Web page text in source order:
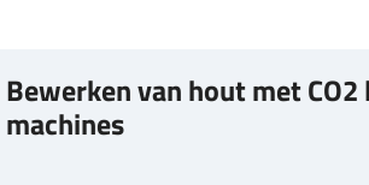
Bewerken van hout met CO2
machines